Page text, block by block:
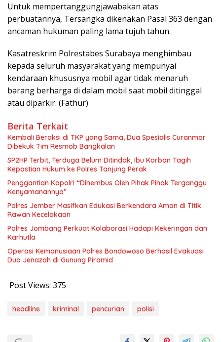
Untuk mempertanggungjawabakan atas
perbuatannya, Tersangka dikenakan Pasal 363 dengan
ancaman hukuman paling lama tujuh tahun.
Kasatreskrim Polrestabes Surabaya menghimbau
kepada seluruh masyarakat yang mempunyai
kendaraan khususnya mobil agar tidak menaruh
barang berharga di dalam mobil saat mobil ditinggal
atau diparkir. (Fathur)
Berita Terkait
Kembali Beraksi di TKP yang Sama, Dua Spesialis Curanmor
Dibekuk Tim Resmob Bangkalan
SP2HP Terbit, Terduga Belum Ditindak, Ibu Korban Tagih
Kepastian Hukum ke Polres Tanjung Perak
Penggantian Kapolri “Dihembus Oleh Pihak Pihak Terganggu
Kenyamanannya”
Polres Jember Masifkan Edukasi Berkendara Aman di Titik
Rawan Kecelakaan
Polres Jombang Perkuat Kolaborasi Hadapi Kekeringan dan
Karhutla
Operasi Kemanusiaan Polres Bondowoso Berhasil Evakuasi
Dua Jenazah di Gunung Piramid
Post Views: 375
headline kriminal pencurian polisi